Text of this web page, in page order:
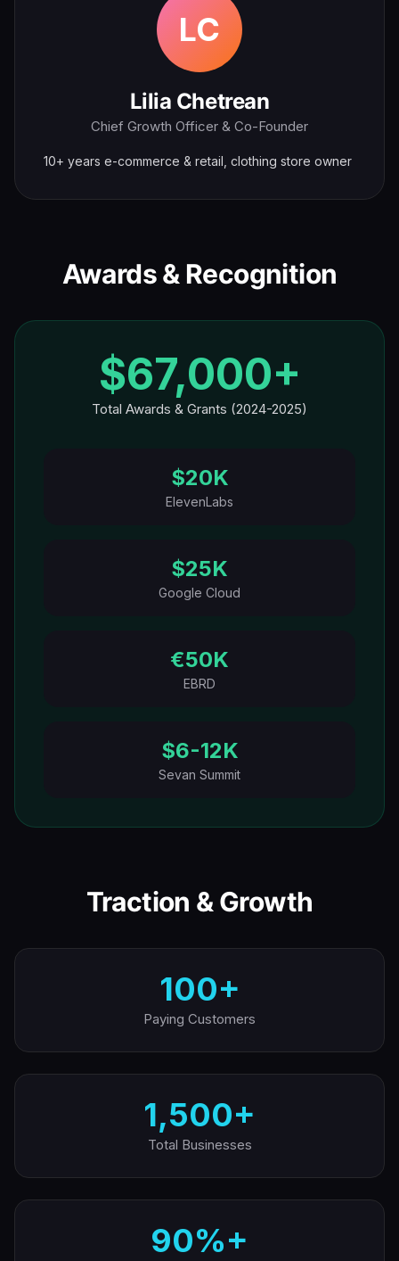
LC
Lilia Chetrean
Chief Growth Officer & Co-Founder
10+ years e-commerce & retail, clothing store owner
Awards & Recognition
$67,000+
Total Awards & Grants (2024-2025)
$20K
ElevenLabs
$25K
Google Cloud
€50K
EBRD
$6-12K
Sevan Summit
Traction & Growth
100+
Paying Customers
1,500+
Total Businesses
90%+